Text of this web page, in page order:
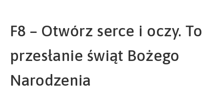
F8 – Otwórz serce i oczy. To
przesłanie świąt Bożego
Narodzenia